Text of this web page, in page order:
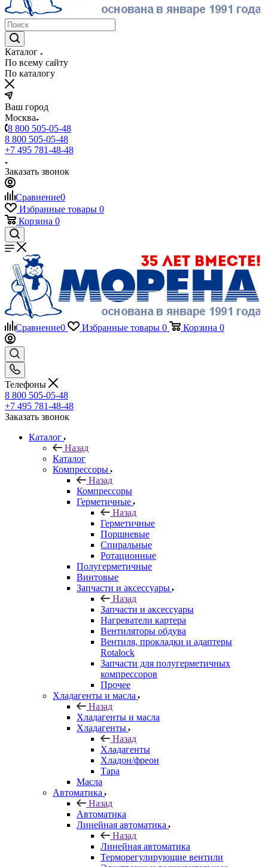
Каталог
По всему сайту
По каталогу
Ваш город
Москва
8 800 505-05-48
8 800 505-05-48
+7 495 781-48-48
Заказать звонок
Сравнение0
Избранные товары 0
Корзина 0
Сравнение0 Избранные товары 0 Корзина 0
Телефоны
8 800 505-05-48
+7 495 781-48-48
Заказать звонок
Каталог
Назад
Каталог
Компрессоры
Назад
Компрессоры
Герметичные
Назад
Герметичные
Поршневые
Спиральные
Ротационные
Полугерметичные
Винтовые
Запчасти и аксессуары
Назад
Запчасти и аксессуары
Нагреватели картера
Вентиляторы обдува
Вентиля, прокладки и адаптеры
Rotalock
Запчасти для полугерметичных
компрессоров
Прочее
Хладагенты и масла
Назад
Хладагенты и масла
Хладагенты
Назад
Хладагенты
Хладон/фреон
Тара
Масла
Автоматика
Назад
Автоматика
Линейная автоматика
Назад
Линейная автоматика
Терморегулирующие вентили